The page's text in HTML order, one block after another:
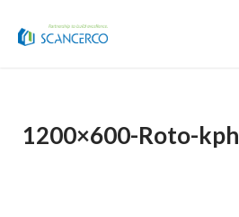
1200×600-Roto-kph